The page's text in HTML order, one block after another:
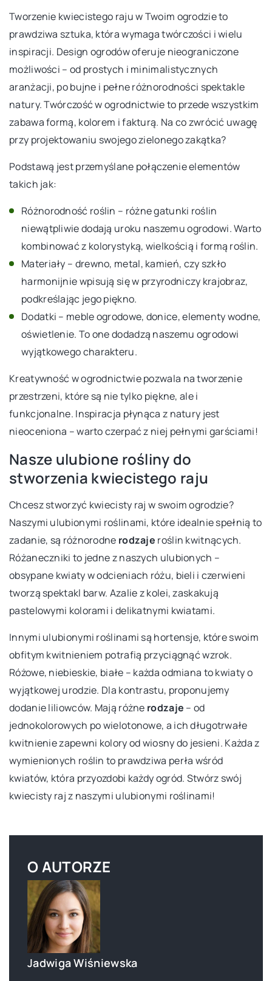
Tworzenie kwiecistego raju w Twoim ogrodzie to
prawdziwa sztuka, która wymaga twórczości i wielu
inspiracji. Design ogrodów oferuje nieograniczone
możliwości – od prostych i minimalistycznych
aranżacji, po bujne i pełne różnorodności spektakle
natury. Twórczość w ogrodnictwie to przede wszystkim
zabawa formą, kolorem i fakturą. Na co zwrócić uwagę
przy projektowaniu swojego zielonego zakątka?
Podstawą jest przemyślane połączenie elementów
takich jak:
Różnorodność roślin – różne gatunki roślin
niewątpliwie dodają uroku naszemu ogrodowi. Warto
kombinować z kolorystyką, wielkością i formą roślin.
Materiały – drewno, metal, kamień, czy szkło
harmonijnie wpisują się w przyrodniczy krajobraz,
podkreślając jego piękno.
Dodatki – meble ogrodowe, donice, elementy wodne,
oświetlenie. To one dodadzą naszemu ogrodowi
wyjątkowego charakteru.
Kreatywność w ogrodnictwie pozwala na tworzenie
przestrzeni, które są nie tylko piękne, ale i
funkcjonalne. Inspiracja płynąca z natury jest
nieoceniona – warto czerpać z niej pełnymi garściami!
Nasze ulubione rośliny do
stworzenia kwiecistego raju
Chcesz stworzyć kwiecisty raj w swoim ogrodzie?
Naszymi ulubionymi roślinami, które idealnie spełnią to
zadanie, są różnorodne rodzaje roślin kwitnących.
Różaneczniki to jedne z naszych ulubionych –
obsypane kwiaty w odcieniach różu, bieli i czerwieni
tworzą spektakl barw. Azalie z kolei, zaskakują
pastelowymi kolorami i delikatnymi kwiatami.
Innymi ulubionymi roślinami są hortensje, które swoim
obfitym kwitnieniem potrafią przyciągnąć wzrok.
Różowe, niebieskie, białe – każda odmiana to kwiaty o
wyjątkowej urodzie. Dla kontrastu, proponujemy
dodanie liliowców. Mają różne rodzaje – od
jednokolorowych po wielotonowe, a ich długotrwałe
kwitnienie zapewni kolory od wiosny do jesieni. Każda z
wymienionych roślin to prawdziwa perła wśród
kwiatów, która przyozdobi każdy ogród. Stwórz swój
kwiecisty raj z naszymi ulubionymi roślinami!
O AUTORZE
Jadwiga Wiśniewska